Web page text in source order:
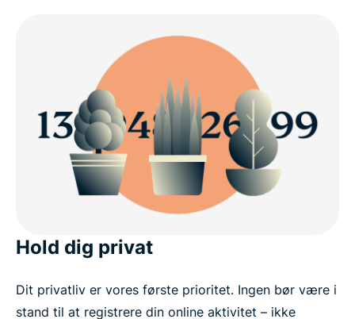
Hold dig privat
Dit privatliv er vores første prioritet. Ingen bør være i
stand til at registrere din online aktivitet – ikke